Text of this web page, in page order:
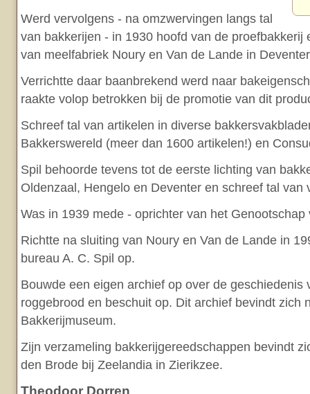
Werd vervolgens - na omzwervingen langs tal
van bakkerijen - in 1930 hoofd van de proefbakkerij
van meelfabriek Noury en Van de Lande in
Verrichtte daar baanbrekend werd naar
raakte volop betrokken bij de promotie van dit
Schreef tal van artikelen in diverse
Bakkerswereld (meer dan 1600 artikelen!) en
Spil behoorde tevens tot de eerste lichting van
Oldenzaal, Hengelo en Deventer en schreef tal van
Was in 1939 mede - oprichter van het Genootschap
Richtte na sluiting van Noury en Van de Lande in
bureau A. C. Spil op.
Bouwde een eigen archief op over de geschiedenis
roggebrood en beschuit op. Dit archief bevindt zich
Bakkerijmuseum.
Zijn verzameling bakkerijgereedschappen bevindt
den Brode bij Zeelandia in Zierikzee.
Theodoor Dorren